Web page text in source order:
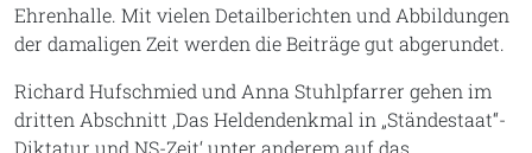
Ehrenhalle. Mit vielen Detailberichten und Abbildungen
der damaligen Zeit werden die Beiträge gut abgerundet.
Richard Hufschmied und Anna Stuhlpfarrer gehen im
dritten Abschnitt ‚Das Heldendenkmal in „Ständestaat“-
Diktatur und NS-Zeit‘ unter anderem auf das